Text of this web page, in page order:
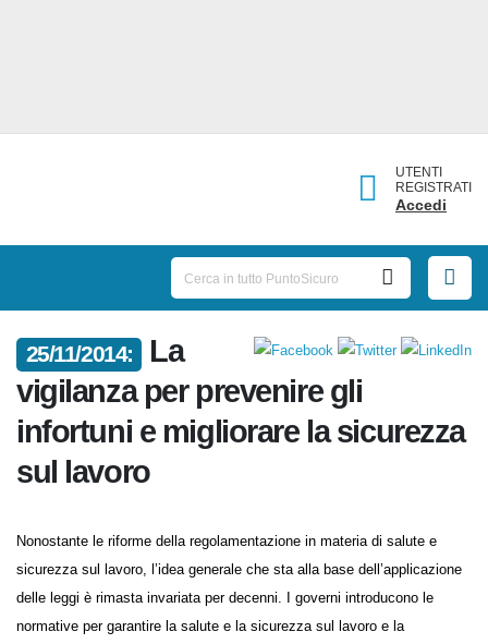
UTENTI
REGISTRATI
Accedi
25/11/2014:
La
vigilanza per prevenire gli
infortuni e migliorare la
sicurezza sul lavoro
Nonostante le riforme della regolamentazione in materia di salute e
sicurezza sul lavoro, l’idea generale che sta alla base dell’applicazione
delle leggi è rimasta invariata per decenni. I governi introducono le
normative per garantire la salute e la sicurezza sul lavoro e la